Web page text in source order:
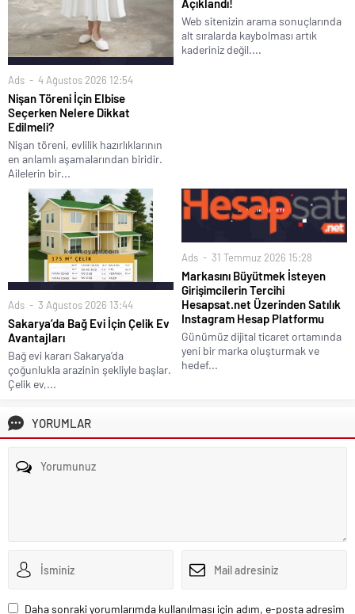
Ads 4 Ağustos 2026 12:54
Nişan Töreni İçin Elbise
Seçerken Nelere Dikkat
Edilmeli?
Nişan töreni, evlilik hazırlıklarının
en anlamlı aşamalarından biridir.
Ailelerin bir...
Açıklandı!
Web sitenizin arama sonuçlarında
alt sıralarda kaybolması artık
kaderiniz değil....
Ads 3 Ağustos 2026 13:44
Sakarya’da Bağ Evi İçin Çelik Ev
Avantajları
Bağ evi kararı Sakarya’da
çoğunlukla arazinin şekliyle başlar.
Çelik ev,...
Ads 31 Temmuz 2026 15:28
Markasını Büyütmek İsteyen
Girişimcilerin Tercihi
Hesapsat.net Üzerinden Satılık
Instagram Hesap Platformu
Günümüz dijital ticaret ortamında
yeni bir marka oluşturmak ve
hedef...
YORUMLAR
Daha sonraki yorumlarımda kullanılması için adım, e-posta adresim